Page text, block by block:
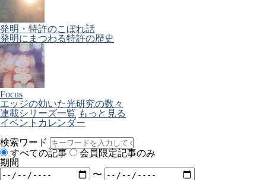
発明・特許のこぼれ話
発明にまつわる特許の歴史
Focus
エッジの効いた光研究の数々
連載シリーズ一覧 もっと見る
イベントカレンダー
検索ワード
すべての記事
会員限定記事のみ
期間
〜